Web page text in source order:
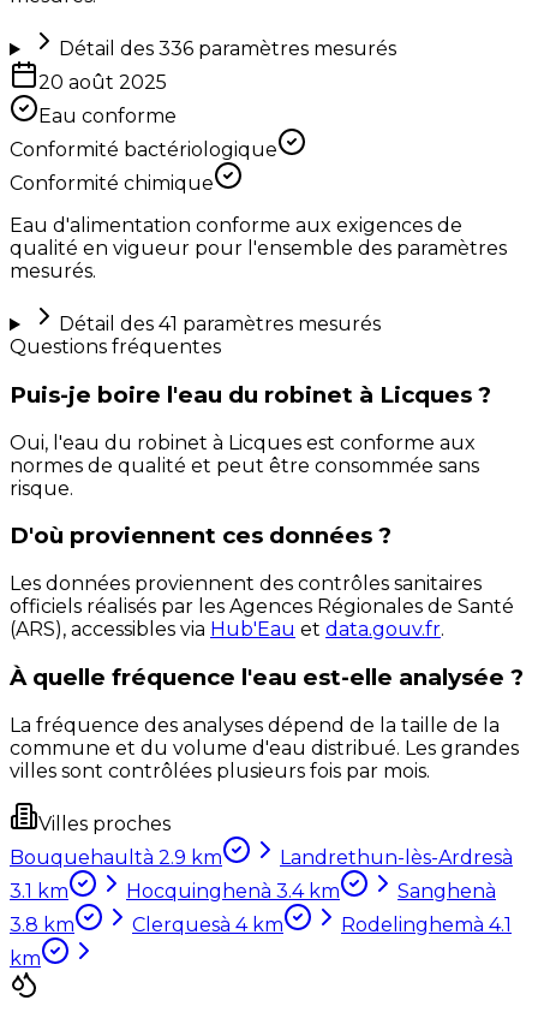
Détail des 336paramètres mesurés
20 août 2025
Eau conforme
Conformité bactériologique
Conformité chimique
Eau d'alimentation conforme aux exigences de
qualité en vigueur pour l'ensemble des paramètres
mesurés.
Détail des 41 paramètres mesurés
Questions fréquentes
Puis-je boire l'eau du robinet à Licques ?
Oui, l'eau du robinet à Licques est conforme aux
normes de qualité et peut être consommée sans
risque.
D'où proviennent ces données ?
Les données proviennent des contrôles sanitaires
officiels réalisés par les Agences Régionales de Santé
(ARS), accessibles via Hub'Eau et data.gouv.fr.
À quelle fréquence l'eau est-elle analysée ?
La fréquence des analyses dépend de la taille de la
commune et du volume d'eau distribué. Les grandes
villes sont contrôlées plusieurs fois par mois.
Villes proches
Bouquehaultà 2.9 km Landrethun-lès-Ardresà
3.1 km Hocquinghenà 3.4km Sanghenà
3.8 km Clerquesà 4km Rodelinghemà 4.1
km